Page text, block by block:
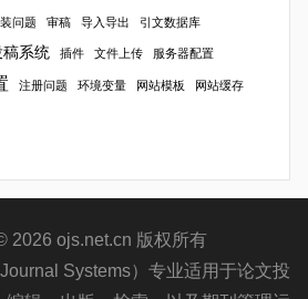
问题 审稿 导入导出 引文数据库
稿系统 插件 文件上传 服务器配置
注册问题 环境变量 网站模板 网站缓存
2026 ojs.net.cn 版权所有
Systems）专业适用于论文投